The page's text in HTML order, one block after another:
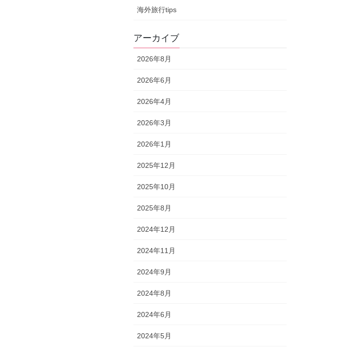
海外旅行tips
アーカイブ
2026年8月
2026年6月
2026年4月
2026年3月
2026年1月
2025年12月
2025年10月
2025年8月
2024年12月
2024年11月
2024年9月
2024年8月
2024年6月
2024年5月